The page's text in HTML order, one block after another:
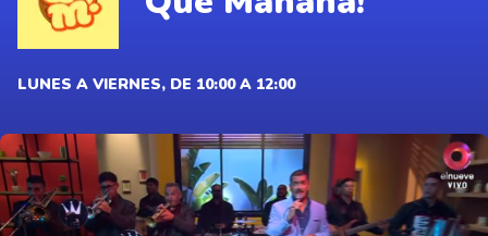
LUNES A VIERNES, DE 10:00 A 12:00